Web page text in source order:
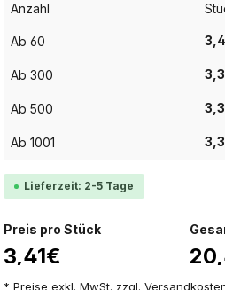
Anzahl
Ab60
Ab300
Ab500
Ab1001
Lieferzeit: 2-5 Tage
Preis pro Stück
3,41€
* Preise exkl. MwSt. zzgl.